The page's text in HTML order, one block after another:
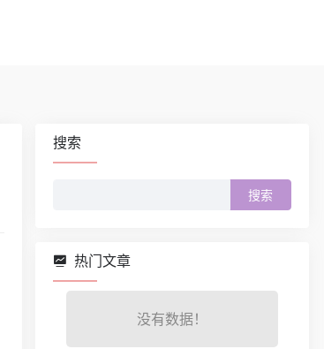
搜索
热门文章
没有数据！